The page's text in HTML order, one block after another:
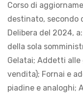
Corso di
destinato, secondo
Delibera del 2024,
della sola
Gelatai; Addetti
vendita); Fornai e
piadine e analoghi;